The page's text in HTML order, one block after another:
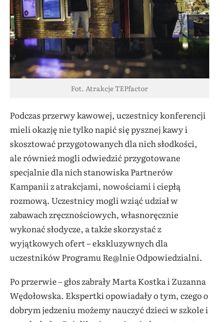
Fot. Atrakcje TEPfactor
Podczas przerwy kawowej, uczestnicy konferencji
mieli okazję nie tylko napić się pysznej kawy i
skosztować przygotowanych dla nich słodkości,
ale również mogli odwiedzić przygotowane
specjalnie dla nich stanowiska Partnerów
Kampanii z atrakcjami, nowościami i ciepłą
rozmową. Uczestnicy mogli wziąć udział w
zabawach zręcznościowych, własnoręcznie
wykonać słodycze, a także skorzystać z
wyjątkowych ofert – ekskluzywnych dla
uczestników Programu Re@lnie Odpowiedzialni.
Po przerwie – głos zabrały Marta Kostka i Zuzanna
Wędołowska. Ekspertki opowiadały o tym, czego o
dobrym jedzeniu możemy nauczyć dzieci w szkole i